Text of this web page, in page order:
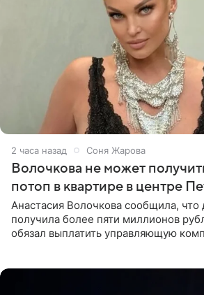
2 часа назад Соня Жарова
Волочкова не может
потоп в квартире в центре
Анастасия Волочкова сообщила, что
получила более пяти миллионов
обязал выплатить управляющую